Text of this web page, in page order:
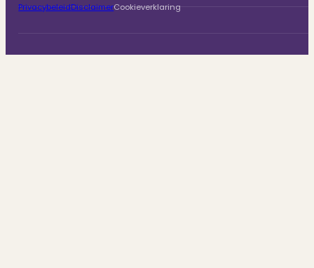
PrivacybeleidDisclaimerCookieverklaring